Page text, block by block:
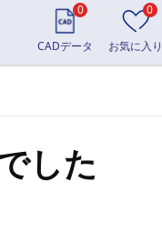
0
CADデータ
0
お気に入り
した